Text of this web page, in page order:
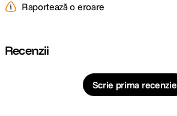
Raportează o eroare
Recenzii
Scrie prima recenzie